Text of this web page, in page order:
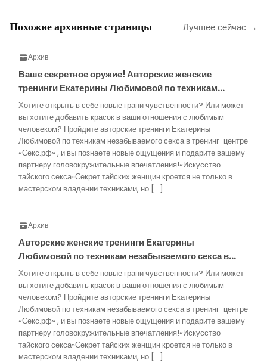
Похожие архивные страницы Лучшее сейчас →
Архив
Ваше секретное оружие! Авторские женские
тренинги Екатерины Любимовой по техникам…
Хотите открыть в себе новые грани чувственности? Или может
вы хотите добавить красок в ваши отношения с любимым
человеком? Пройдите авторские тренинги Екатерины
Любимовой по техникам незабываемого секса в тренинг-центре
«Секс.рф» , и вы познаете новые ощущения и подарите вашему
партнеру головокружительные впечатления!«Искусство
тайского секса»Секрет тайских женщин кроется не только в
мастерском владении техниками, но […]
Архив
Авторские женские тренинги Екатерины
Любимовой по техникам незабываемого секса в…
Хотите открыть в себе новые грани чувственности? Или может
вы хотите добавить красок в ваши отношения с любимым
человеком? Пройдите авторские тренинги Екатерины
Любимовой по техникам незабываемого секса в тренинг-центре
«Секс.рф» , и вы познаете новые ощущения и подарите вашему
партнеру головокружительные впечатления!«Искусство
тайского секса»Секрет тайских женщин кроется не только в
мастерском владении техниками, но […]